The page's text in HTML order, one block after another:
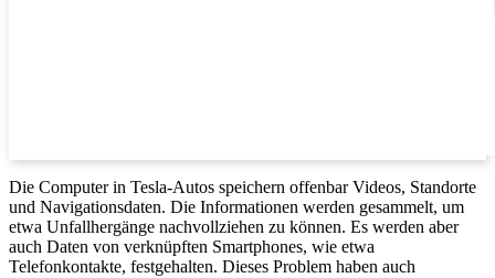
Die Computer in Tesla-Autos speichern offenbar Videos, Standorte
und Navigationsdaten. Die Informationen werden gesammelt, um
etwa Unfallhergänge nachvollziehen zu können. Es werden aber
auch Daten von verknüpften Smartphones, wie etwa
Telefonkontakte, festgehalten. Dieses Problem haben auch